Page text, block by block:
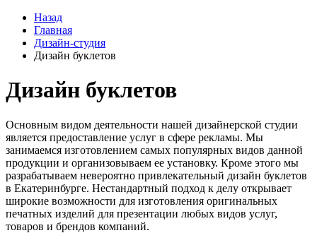
Назад
Главная
Дизайн-студия
Дизайн буклетов
Дизайн буклетов
Основным видом деятельности нашей дизайнерской студии
является предоставление услуг в сфере рекламы. Мы
занимаемся изготовлением самых популярных видов данной
продукции и организовываем ее установку. Кроме этого мы
разрабатываем невероятно привлекательный дизайн буклетов
в Екатеринбурге. Нестандартный подход к делу открывает
широкие возможности для изготовления оригинальных
печатных изделий для презентации любых видов услуг,
товаров и брендов компаний.